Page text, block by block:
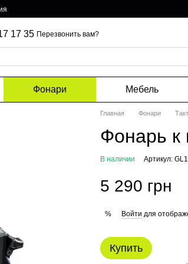
17 35 Перезвонить вам?
Фонари Мебель
Главная Фонари
Фонарь к
В наличии Артикул:
5 290 грн
% Войти для
Купить